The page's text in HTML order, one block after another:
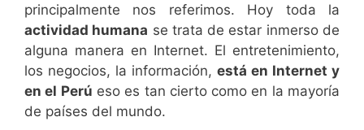
principalmente nos referimos. Hoy toda la
actividad humana se trata de estar inmerso de
alguna manera en Internet. El entretenimiento,
los negocios, la información, está en Internet y
en el Perú eso es tan cierto como en la mayoría
de países del mundo.